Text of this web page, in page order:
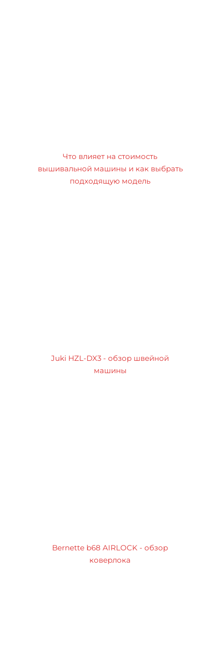
Что влияет на стоимость
вышивальной машины и как выбрать
подходящую модель
Juki HZL-DX3 - обзор швейной
машины
Bernette b68 AIRLOCK - обзор
коверлока